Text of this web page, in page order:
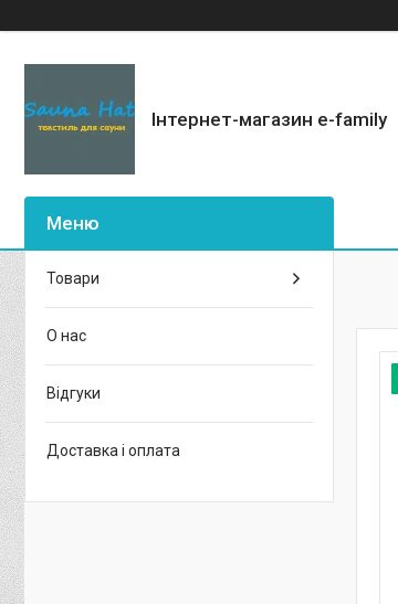
Інтернет-магазин e-family
Товари
О нас
Відгуки
Доставка і оплата